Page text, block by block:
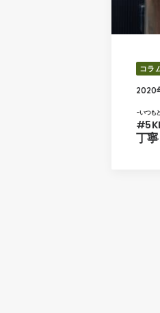
コラ
2020
-いつも
#5
丁